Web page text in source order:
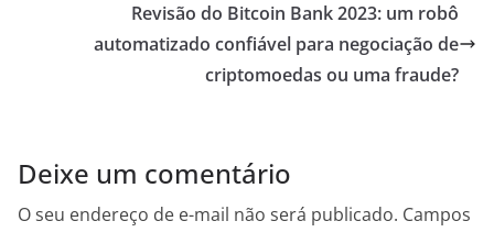
Revisão do Bitcoin Bank 2023: um robô
automatizado confiável para negociação de
criptomoedas ou uma fraude?
Deixe um comentário
O seu endereço de e-mail não será publicado. Campos